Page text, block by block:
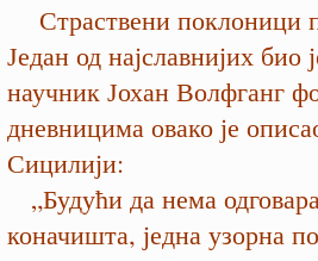
Страствени поклоници
Један од најславнијих
научник Јохан Волфганг
дневницима овако је
Сицилији:
„Будући да нема
коначишта, једна узорна